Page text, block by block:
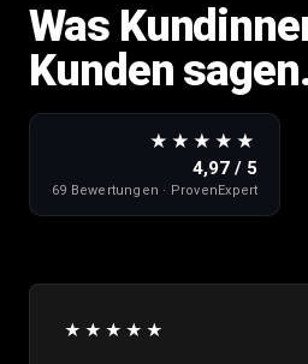
Was
Kunden
★★★★★
4,97 / 5
69 Bewertungen · ProvenExpert
★★★★★